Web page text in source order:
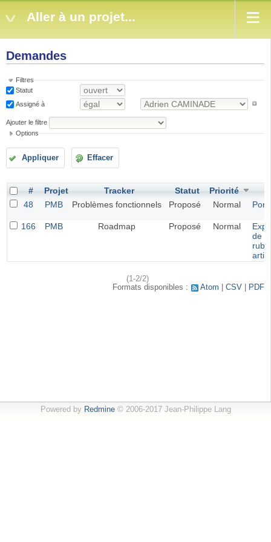
Aller à un projet...
Demandes
Filtres
Statut
Assigné à
Ajouter le filtre
Options
Appliquer Effacer
# Projet Tracker Statut Priorité
48
PMB Problèmes fonctionnels Proposé Normal
166 PMB Roadmap Proposé Normal
de
(1-2/2)
Formats disponibles :
Atom CSV PDF
Powered by Redmine© 2006-2017 Jean-Philippe Lang